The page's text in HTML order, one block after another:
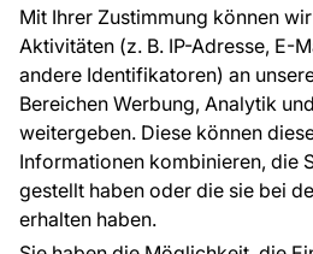
Mit Ihrer Zustimmung können
Aktivitäten (z. B. IP-Adresse, E-
andere Identifikatoren) an
Bereichen Werbung, Analytik
weitergeben. Diese können
Informationen kombinieren, die
gestellt haben oder die sie bei
erhalten haben.
EU-Projekte
Ratschläge und Tipps
FAQ
Kontakt
Haben Sie Fragen? Wir helfen
und beraten Sie persönlich.